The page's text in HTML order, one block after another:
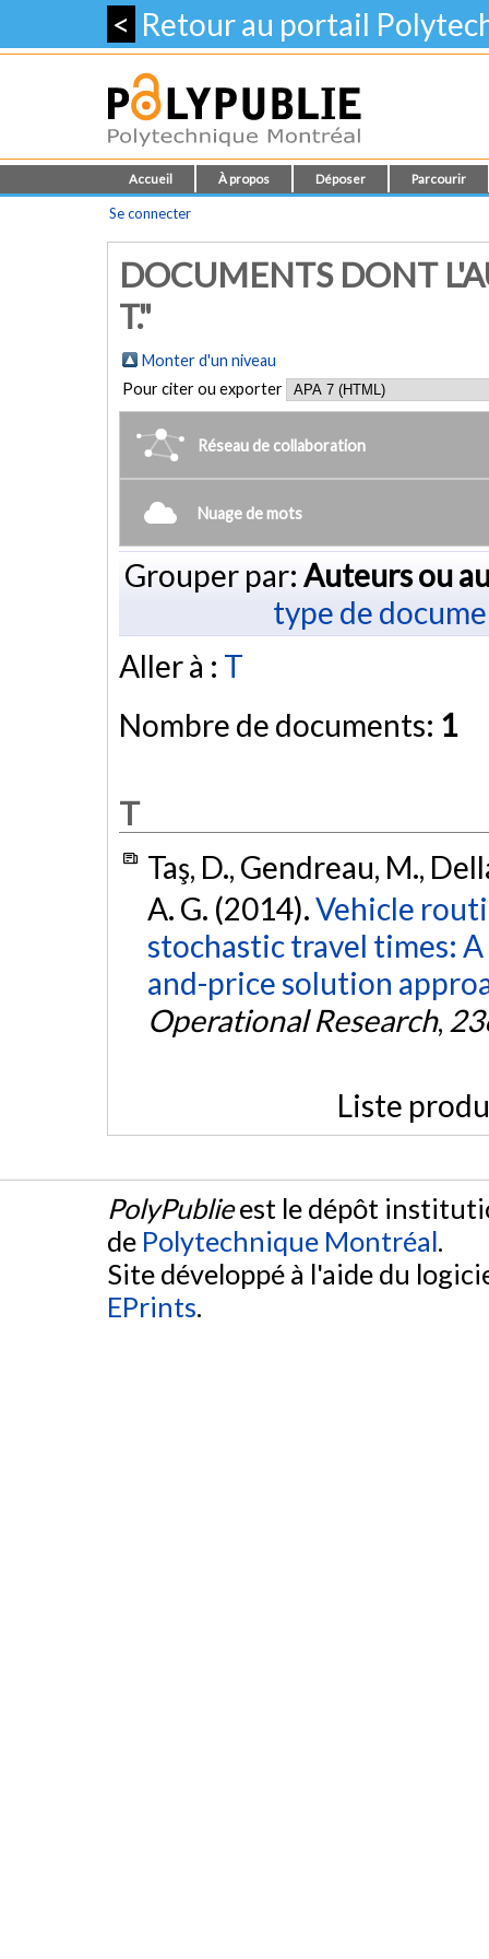
< Retour au portail
Accueil À propos Déposer Parcourir
Se connecter
DOCUMENTS DONT
T."
Monter d'un niveau
Pour citer ou exporter
Réseau de collaboration
Nuage de mots
Grouper par: Auteurs ou
type de
Aller à : T
Nombre de documents: 1
T
Taş, D., Gendreau, M.,
A. G. (2014).Vehicle
stochastic travel times:
and-price solution
Operational Research,
Liste
PolyPublieest le dépôt
de Polytechnique Montréal.
Site développé à l'aide du
EPrints.